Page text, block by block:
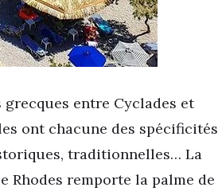
entre Cyclades et
ont chacune des spécificités
traditionnelles… La
Rhodes remporte la palme de